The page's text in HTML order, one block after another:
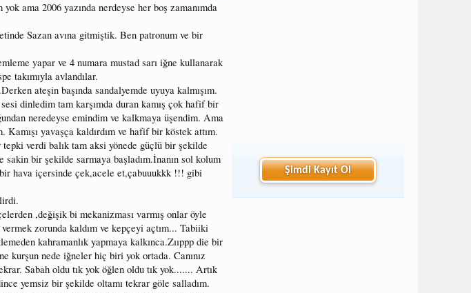
ama 2006 yazında nerdeyse her boş zamanımda
Sazan avına gitmiştik. Ben patronum ve bir
yapar ve 4 numara mustad sarı iğne kullanarak
takımıyla avlandılar.
ateşin başında sandalyemde uyuya kalmışım.
dinledim tam karşımda duran kamış çok hafif bir
neredeyse emindim ve kalkmaya üşendim. Ama
yavaşça kaldırdım ve hafif bir köstek attım.
verdi balık tam aksi yönede güçlü bir şekilde
bir şekilde sarmaya başladım.İnanın sol kolum
bir hava içersinde çek,acele et,çabuuukkk !!! gibi
,değişik bi mekanizması varmış onlar öyle
zorunda kaldım ve kepçeyi açtım... Tabiiki
kahramanlık yapmaya kalkınca.Zııppp die bir
kurşun nede iğneler hiç biri yok ortada. Canınız
Sabah oldu tık yok öğlen oldu tık yok....... Artık
yemsiz bir şekilde oltamı tekrar göle salladım.
Şimdi Kayıt Ol